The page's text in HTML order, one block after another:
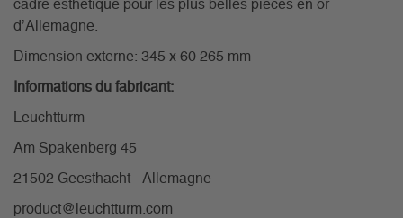
cadre esthétique pour les plus belles pièces en or
d’Allemagne.
Dimension externe: 345 x 60 265 mm
Informations du fabricant:
Leuchtturm
Am Spakenberg 45
21502 Geesthacht - Allemagne
product@leuchtturm.com